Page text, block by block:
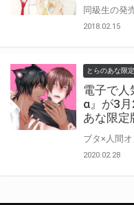
2018.02.15
とらのあな限
電子で人
α』が3
あな限定
2020.02.28